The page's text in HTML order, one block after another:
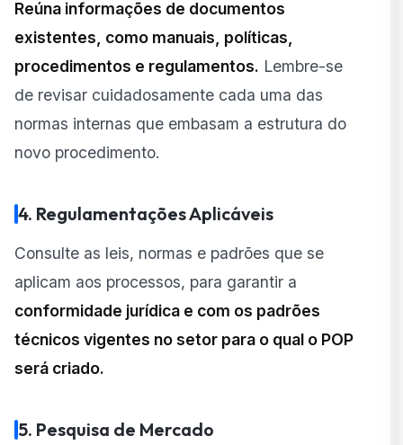
Reúna informações de documentos
existentes, como manuais, políticas,
procedimentos e regulamentos. Lembre-se
de revisar cuidadosamente cada uma das
normas internas que embasam a estrutura do
novo procedimento.
4. Regulamentações Aplicáveis
Consulte as leis, normas e padrões que se
aplicam aos processos, para garantir a
conformidade jurídica e com os padrões
técnicos vigentes no setor para o qual o POP
será criado.
5. Pesquisa de Mercado